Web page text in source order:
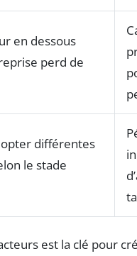
en dessous
perd de
différentes
le stade
est la clé pour